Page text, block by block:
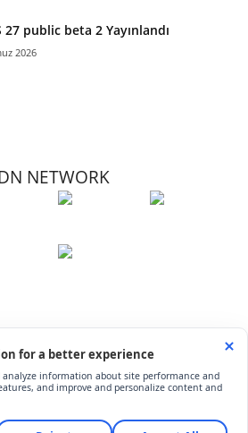
27 public beta 2 Yayınlandı
2026
NETWORK